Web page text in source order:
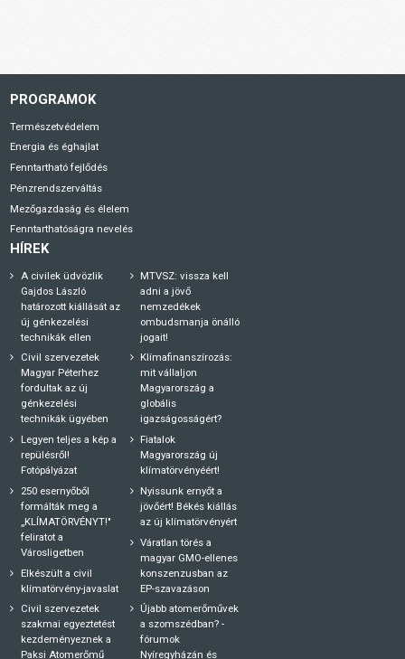
PROGRAMOK
Természetvédelem
Energia és éghajlat
Fenntartható fejlődés
Pénzrendszerváltás
Mezőgazdaság és élelem
Fenntarthatóságra nevelés
HÍREK
A civilek üdvözlik
Gajdos László
határozott kiállását az
új génkezelési
technikák ellen
Civil szervezetek
Magyar Péterhez
fordultak az új
génkezelési
technikák ügyében
Legyen teljes a kép a
repülésről!
Fotópályázat
250 esernyőből
formálták meg a
„KLÍMATÖRVÉNYT!"
feliratot a
Városligetben
Elkészült a civil
klímatörvény-javaslat
Civil szervezetek
szakmai egyeztetést
kezdeményeznek a
Paksi Atomerőmű
MTVSZ: vissza kell
adni a jövő
nemzedékek
ombudsmanja önálló
jogait!
Klímafinanszírozás:
mit vállaljon
Magyarország a
globális
igazságosságért?
Fiatalok
Magyarország új
klímatörvényéért!
Nyissunk ernyőt a
jövőért! Békés kiállás
az új klímatörvényért
Váratlan törés a
magyar GMO-ellenes
konszenzusban az
EP-szavazáson
Újabb atomerőművek
a szomszédban? -
fórumok
Nyíregyházán és